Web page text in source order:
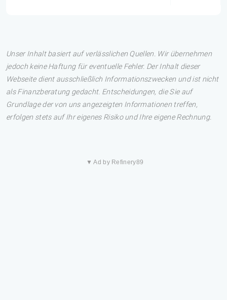
Unser Inhalt basiert auf verlässlichen Quellen. Wir übernehmen
jedoch keine Haftung für eventuelle Fehler. Der Inhalt dieser
Webseite dient ausschließlich Informationszwecken und ist nicht
als Finanzberatung gedacht. Entscheidungen, die Sie auf
Grundlage der von uns angezeigten Informationen treffen,
erfolgen stets auf Ihr eigenes Risiko und Ihre eigene Rechnung.
▼ Ad by Refinery89